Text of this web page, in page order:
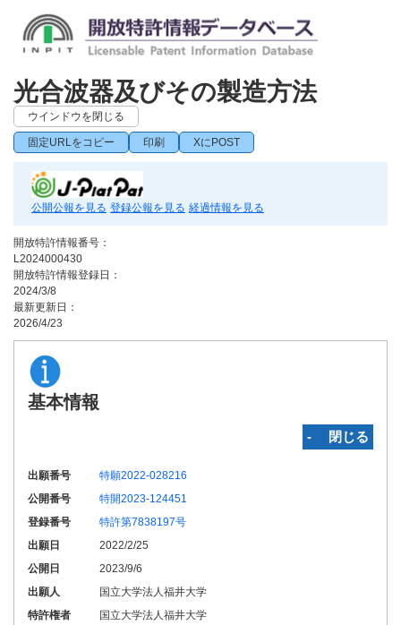
光合波器及びその製造方法
ウインドウを閉じる
固定URLをコピー 印刷 XにPOST
公開公報を見る 登録公報を見る 経過情報を見る
開放特許情報番号：
L2024000430
開放特許情報登録日：
2024/3/8
最新更新日：
2026/4/23
基本情報
‐ 閉じる
出願番号
特願2022-028216
公開番号
特開2023-124451
登録番号
特許第7838197号
出願日
2022/2/25
公開日
2023/9/6
出願人
国立大学法人福井大学
特許権者
国立大学法人福井大学